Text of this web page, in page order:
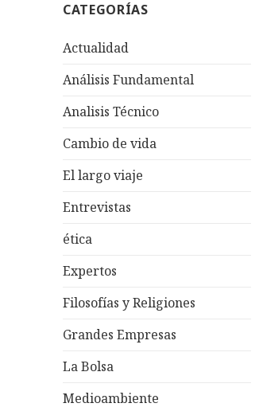
r
CATEGORÍAS
Actualidad
Análisis Fundamental
Analisis Técnico
Cambio de vida
El largo viaje
Entrevistas
ética
Expertos
Filosofías y Religiones
Grandes Empresas
La Bolsa
Medioambiente